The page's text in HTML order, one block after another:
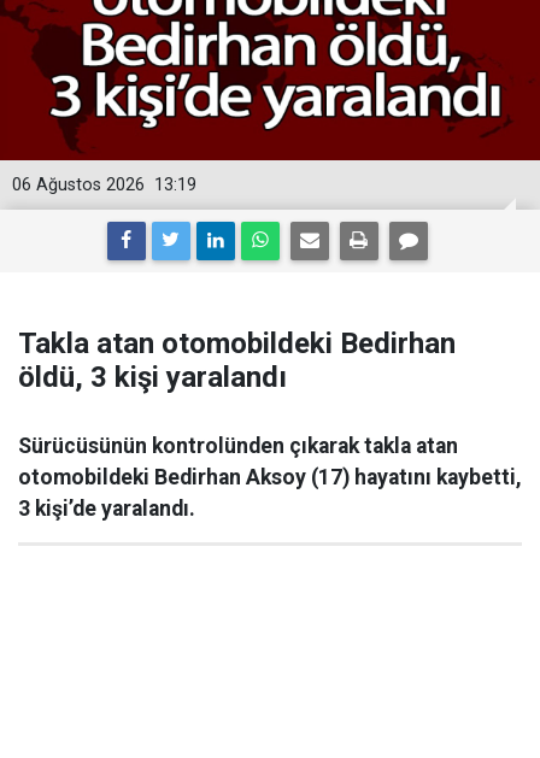
13:19
06 Ağustos 2026
Takla atan otomobildeki Bedirhan
öldü, 3 kişi yaralandı
Sürücüsünün kontrolünden çıkarak takla atan
otomobildeki Bedirhan Aksoy (17) hayatını kaybetti,
3 kişi’de yaralandı.